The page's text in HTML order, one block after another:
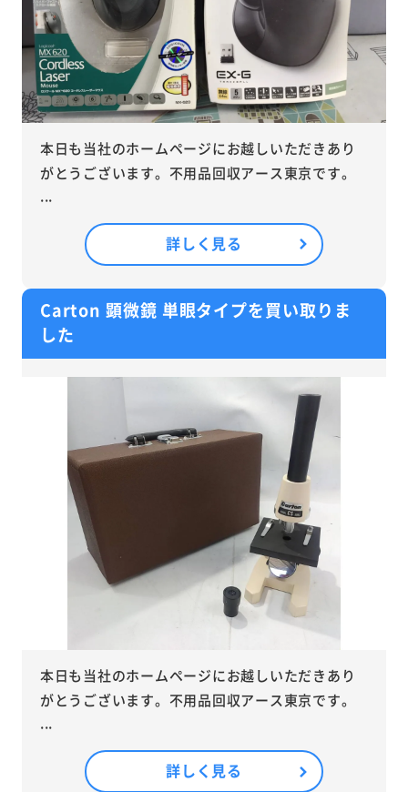
本日も当社のホームページにお越しいただきあり
がとうございます。不用品回収アース東京です。
...
詳しく見る
Carton 顕微鏡 単眼タイプを買い取りま
した
本日も当社のホームページにお越しいただきあり
がとうございます。不用品回収アース東京です。
...
詳しく見る